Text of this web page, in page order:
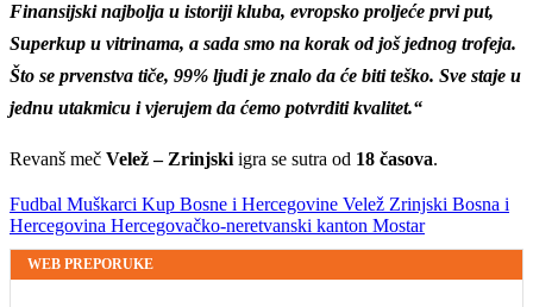
Finansijski najbolja u istoriji kluba, evropsko proljeće prvi put,
Superkup u vitrinama, a sada smo na korak od još jednog trofeja.
Što se prvenstva tiče, 99% ljudi je znalo da će biti teško. Sve staje u
jednu utakmicu i vjerujem da ćemo potvrditi kvalitet.“
Revanš meč Velež – Zrinjskiigra se sutra od 18 časova.
Fudbal Muškarci Kup Bosne i Hercegovine Velež Zrinjski Bosna i
Hercegovina Hercegovačko-neretvanski kanton Mostar
WEB PREPORUKE